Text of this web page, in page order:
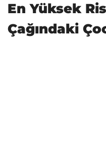
En Yüksek
Çağındaki